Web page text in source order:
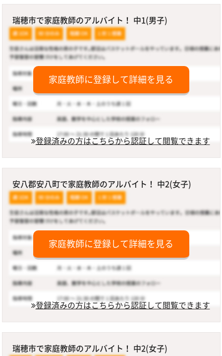
瑞穂市で家庭教師のアルバイト！ 中1(男子)
家庭教師に登録して詳細を見る
登録済みの方はこちらから認証して閲覧できます
安八郡安八町で家庭教師のアルバイト！ 中2(女子)
家庭教師に登録して詳細を見る
登録済みの方はこちらから認証して閲覧できます
瑞穂市で家庭教師のアルバイト！ 中2(女子)